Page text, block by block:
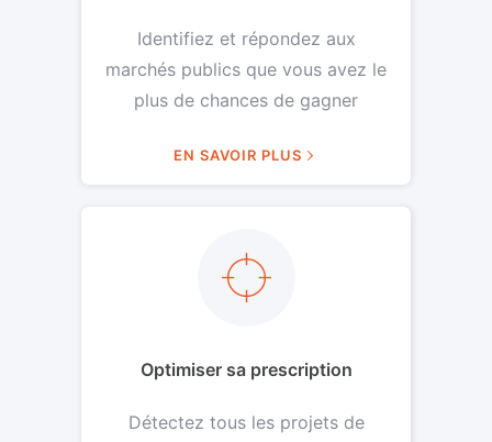
Identifiez et répondez aux
marchés publics que vous avez le
plus de chances de gagner
EN SAVOIR PLUS
Optimiser sa prescription
Détectez tous les projets de